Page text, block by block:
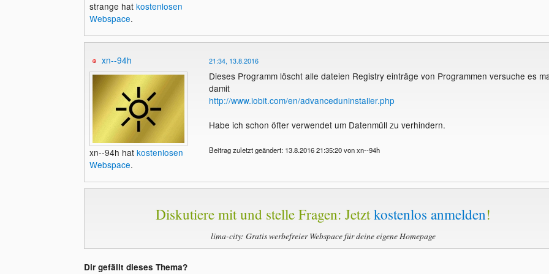
strange hat kostenlosen
Webspace.
xn--94h
xn--94h hat kostenlosen
Webspace.
21:34, 13.8.2016
Dieses Programm löscht alle dateien Registry einträge von Programmen versuche es
damit
http://www.iobit.com/en/advanceduninstaller.php
Habe ich schon öfter verwendet um Datenmüll zu verhindern.
Beitrag zuletzt geändert: 13.8.2016 21:35:20 von xn--94h
Diskutiere mit und stelle Fragen: Jetztkostenlos anmelden!
lima-city: Gratis werbefreier Webspace für deine eigene Homepage
Dir gefällt dieses Thema?